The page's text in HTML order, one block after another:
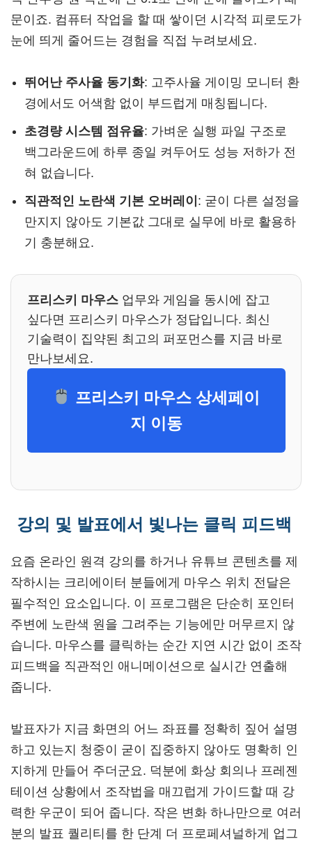
문이죠. 컴퓨터 작업을 할 때 쌓이던 시각적 피로도가
눈에 띄게 줄어드는 경험을 직접 누려보세요.
뛰어난 주사율 동기화: 고주사율 게이밍 모니터 환
경에서도 어색함 없이 부드럽게 매칭됩니다.
초경량 시스템 점유율: 가벼운 실행 파일 구조로
백그라운드에 하루 종일 켜두어도 성능 저하가 전
혀 없습니다.
직관적인 노란색 기본 오버레이 : 굳이 다른 설정을
만지지 않아도 기본값 그대로 실무에 바로 활용하
기 충분해요.
프리스키 마우스업무와 게임을 동시에 잡고
싶다면 프리스키 마우스가 정답입니다. 최신
기술력이 집약된 최고의 퍼포먼스를 지금 바로
만나보세요.
프리스키 마우스 상세페이
지 이동
강의 및 발표에서 빛나는 클릭 피드백
요즘 온라인 원격 강의를 하거나 유튜브 콘텐츠를 제
작하시는 크리에이터 분들에게 마우스 위치 전달은
필수적인 요소입니다. 이 프로그램은 단순히 포인터
주변에 노란색 원을 그려주는 기능에만 머무르지 않
습니다. 마우스를 클릭하는 순간 지연 시간 없이 조작
피드백을 직관적인 애니메이션으로 실시간 연출해
줍니다.
발표자가 지금 화면의 어느 좌표를 정확히 짚어 설명
하고 있는지 청중이 굳이 집중하지 않아도 명확히 인
지하게 만들어 주더군요. 덕분에 화상 회의나 프레젠
테이션 상황에서 조작법을 매끄럽게 가이드할 때 강
력한 우군이 되어 줍니다. 작은 변화 하나만으로 여러
분의 발표 퀄리티를 한 단계 더 프로페셔널하게 업그